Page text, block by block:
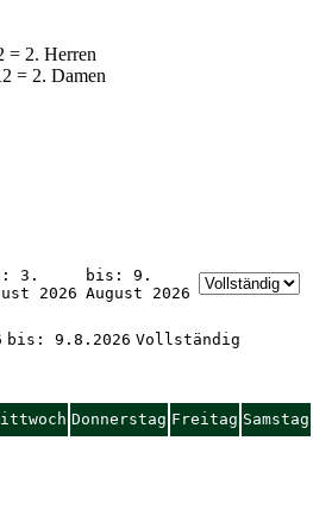
= 2. Herren
= 2. Damen
3.
2026
bis: 9.
August 2026
bis: 9.8.2026 Vollständig
Donnerstag Freitag Samstag